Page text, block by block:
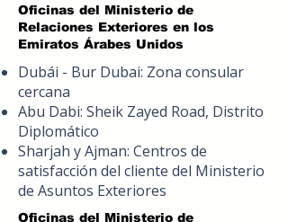
Oficinas del Ministerio de
Relaciones Exteriores en los
Emiratos Árabes Unidos
Dubái - Bur Dubai: Zona consular
cercana
Abu Dabi: Sheik Zayed Road, Distrito
Diplomático
Sharjah y Ajman: Centros de
satisfacción del cliente del Ministerio
de Asuntos Exteriores
Oficinas del Ministerio de